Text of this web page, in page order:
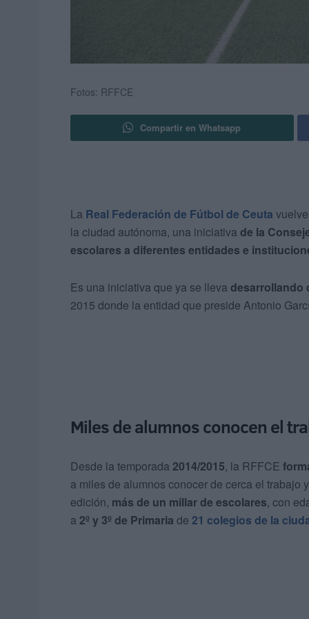
Fotos: RFFCE
Compartir en Whatsapp
La Real Federación de Fútbol de Ceuta
la ciudad autónoma, una iniciativa de la
escolares a diferentes entidades e
Es una iniciativa que ya se lleva desarrollando
2015 donde la entidad que preside Antonio
Miles de alumnos conocen el
Desde la temporada 2014/2015, la RFFCE
a miles de alumnos conocer de cerca el
edición, más de un millar de escolares, con
a 2º y 3º de Primaria de 21 colegios de la